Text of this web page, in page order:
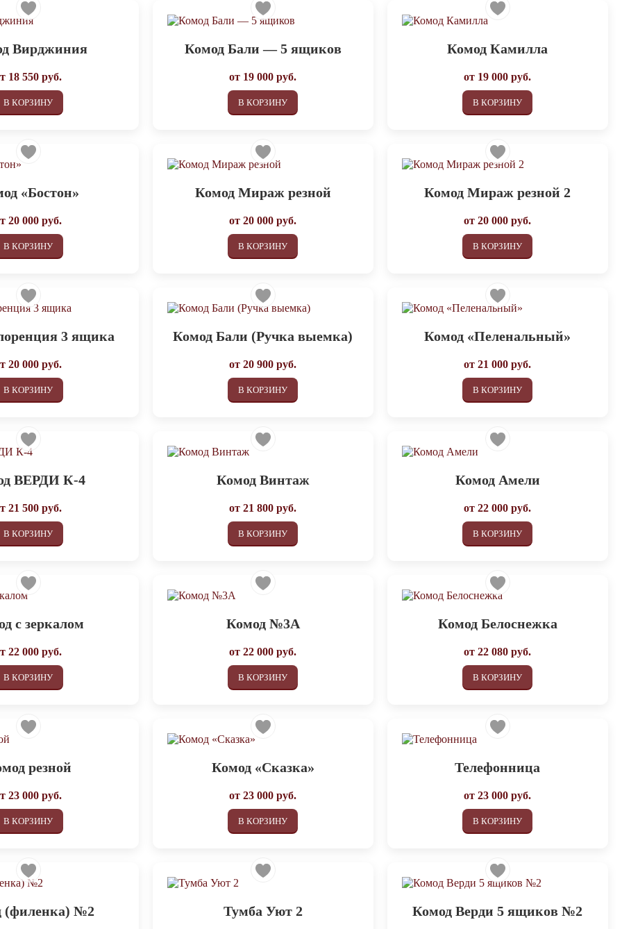
Вирджиния
18 550 руб.
В КОРЗИНУ
Комод Бали — 5 ящиков
от 19 000 руб.
В КОРЗИНУ
Комод Камилла
от 19 000 руб.
В КОРЗИНУ
«Бостон»
20 000 руб.
В КОРЗИНУ
Комод Мираж резной
от20 000 руб.
В КОРЗИНУ
Комод Мираж резной 2
от20 000 руб.
В КОРЗИНУ
3 ящика
20 000 руб.
В КОРЗИНУ
Комод Бали (Ручка выемка)
от20 900 руб.
В КОРЗИНУ
Комод «Пеленальный»
от21 000 руб.
В КОРЗИНУ
ВЕРДИ К-4
21 500 руб.
В КОРЗИНУ
Комод Винтаж
от21 800 руб.
В КОРЗИНУ
Комод Амели
от22 000 руб.
В КОРЗИНУ
с зеркалом
22 000 руб.
В КОРЗИНУ
Комод №3А
от22 000 руб.
В КОРЗИНУ
Комод Белоснежка
от22 080 руб.
В КОРЗИНУ
резной
23 000 руб.
В КОРЗИНУ
Комод «Сказка»
от23 000 руб.
В КОРЗИНУ
Телефонница
от23 000 руб.
В КОРЗИНУ
(филенка) №2 Тумба Уют 2 Комод Верди 5 ящиков №2